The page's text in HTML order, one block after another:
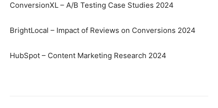
ConversionXL – A/B Testing Case Studies 2024
BrightLocal – Impact of Reviews on Conversions 2024
HubSpot – Content Marketing Research 2024